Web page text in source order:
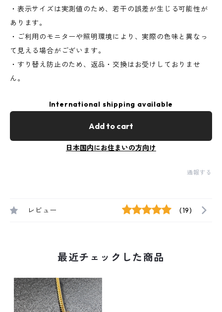
・表示サイズは実測値のため、若干の誤差が生じる可能性が
あります。
・ご利用のモニターや照明環境により、実際の色味と異なっ
て見える場合がございます。
・すり替え防止のため、返品・交換はお受けしておりませ
ん。
International shipping available
Add to cart
日本国内にお住まいの方向け
通報する
レビュー (19)
最近チェックした商品